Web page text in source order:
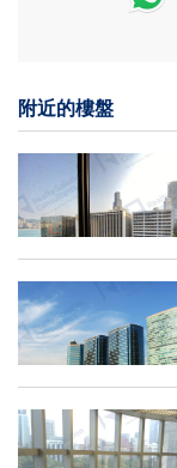
附近的樓盤